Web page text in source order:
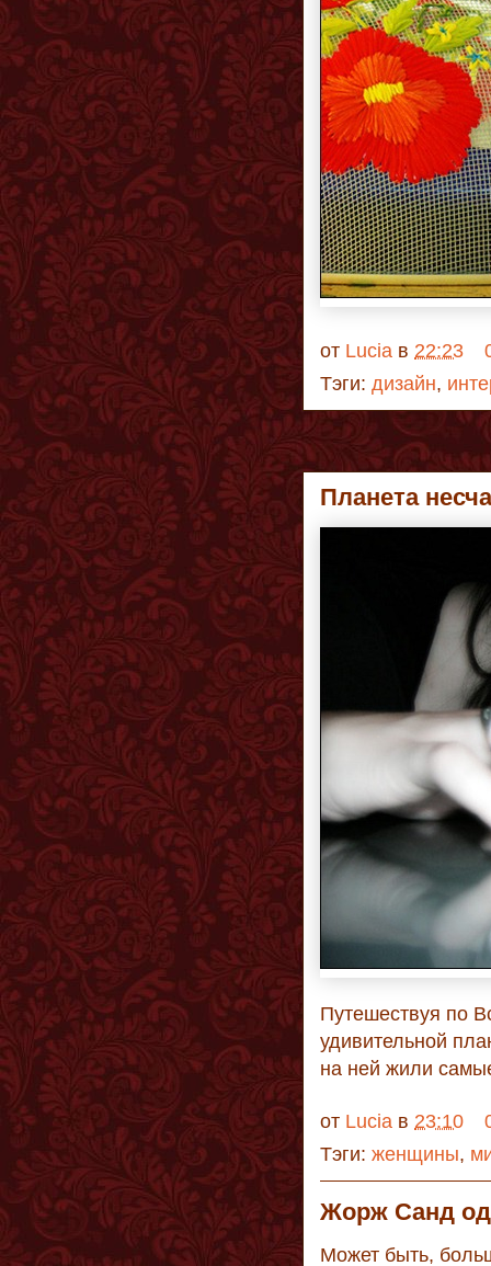
от Lucia в 22:23
Тэги: дизайн,
Планета
Путешествуя по
удивительной
на ней жили
от Lucia в 23:10
Тэги: женщины,
Жорж Санд
Может быть,